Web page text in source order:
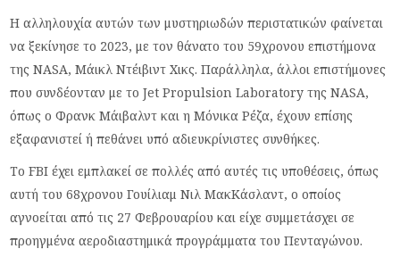
Η αλληλουχία αυτών των μυστηριωδών περιστατικών φαίνεται
να ξεκίνησε το 2023, με τον θάνατο του 59χρονου επιστήμονα
της NASA, Μάικλ Ντέιβιντ Χικς. Παράλληλα, άλλοι επιστήμονες
που συνδέονταν με το Jet Propulsion Laboratory της NASA,
όπως ο Φρανκ Μάιβαλντ και η Μόνικα Ρέζα, έχουν επίσης
εξαφανιστεί ή πεθάνει υπό αδιευκρίνιστες συνθήκες.
Το FBI έχει εμπλακεί σε πολλές από αυτές τις υποθέσεις, όπως
αυτή του 68χρονου Γουίλιαμ Νιλ ΜακΚάσλαντ, ο οποίος
αγνοείται από τις 27 Φεβρουαρίου και είχε συμμετάσχει σε
προηγμένα αεροδιαστημικά προγράμματα του Πενταγώνου.